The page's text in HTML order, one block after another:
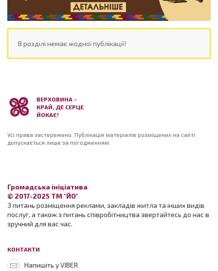
В розділі немає жодної публікації!
ВЕРХОВИНА -
КРАЙ, ДЕ СЕРЦЕ
ЙОКАЄ!
Усі права застережено. Публікація матеріалів розміщених на сайті
допускається лише за погодженням.
Громадська ініціатива
© 2017-2025 ТМ "ЙО"
З питань розміщення реклами, закладів житла та інших видів
послуг, а також з питань співробітництва звертайтесь до нас в
зручний для вас час.
КОНТАКТИ
Напишіть у VIBER